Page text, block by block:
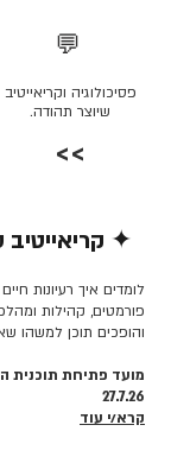
💬
פסיכולוגיה וקריאייטיב
שיוצר תהודה.
>>
✦ קריאייטיב
לומדים איך רעיונות
פורמטים, קהילות
והופכים תוכן למשהו
מועד פתיחת תוכנית
27.7.26
קרא/י עוד